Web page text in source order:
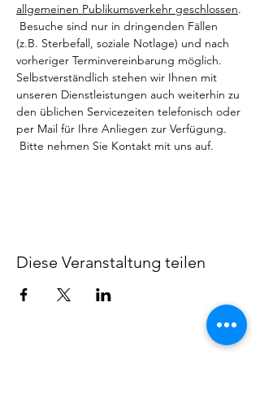
allgemeinen Publikumsverkehr geschlossen.
Besuche sind nur in dringenden Fällen
(z.B. Sterbefall, soziale Notlage) und nach
vorheriger Terminvereinbarung möglich.
Selbstverständlich stehen wir Ihnen mit
unseren Dienstleistungen auch weiterhin zu
den üblichen Servicezeiten telefonisch oder
per Mail für Ihre Anliegen zur Verfügung.
Bitte nehmen Sie Kontakt mit uns auf.
Diese Veranstaltung teilen